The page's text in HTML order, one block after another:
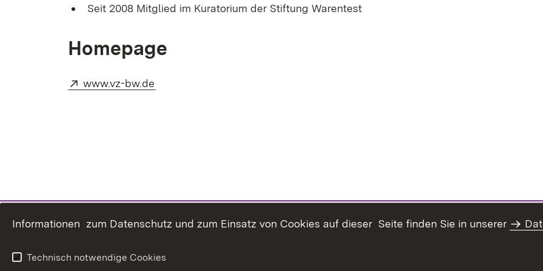
Seit 2008 Mitglied im Kuratorium der Stiftung Warentest
Homepage
Extern:
www.vz-bw.de
Informationen zum Datenschutz und zum Einsatz von Cookies auf dieser Seite finden Sie in unserer
Technisch notwendige Cookies